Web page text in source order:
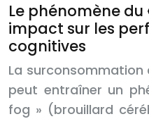
Le phénomène du
impact sur les
cognitives
La
peut entraîner un
fog » (brouillard